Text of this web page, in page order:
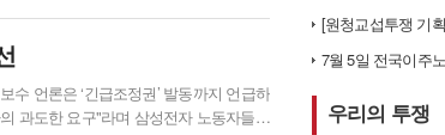
언론은 ‘긴급조정권’ 발동까지 언급하
과도한 요구"라며 삼성전자 노동자들을
우리의 투쟁